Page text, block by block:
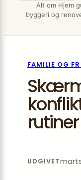
Alt om Hjem
byggeri og
FAMILIE OG
UDGIVET